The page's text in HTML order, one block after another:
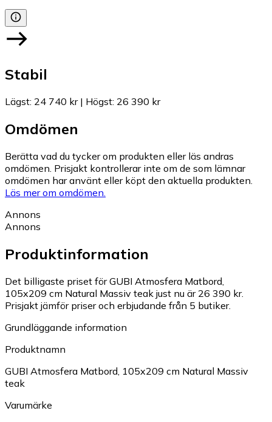
Stabil
Lägst: 24 740 kr| Högst: 26 390 kr
Omdömen
Berätta vad du tycker om produkten eller läs andras
omdömen. Prisjakt kontrollerar inte om de som lämnar
omdömen har använt eller köpt den aktuella produkten.
Läs mer om omdömen.
Annons
Annons
Produktinformation
Det billigaste priset för GUBI Atmosfera Matbord,
105x209 cm Natural Massiv teak just nu är 26 390 kr.
Prisjakt jämför priser och erbjudande från 5 butiker.
Grundläggande information
Produktnamn
GUBI Atmosfera Matbord, 105x209 cm Natural Massiv
teak
Varumärke